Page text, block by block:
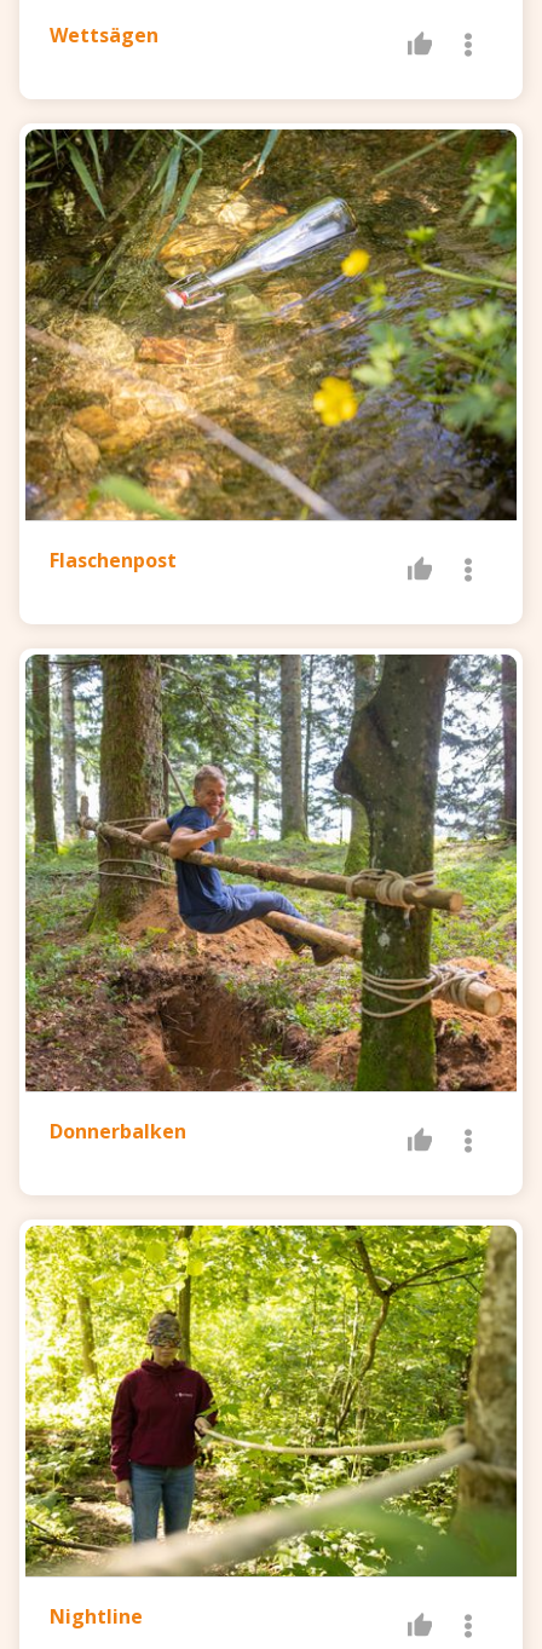
Wettsägen
Flaschenpost
Donnerbalken
Nightline